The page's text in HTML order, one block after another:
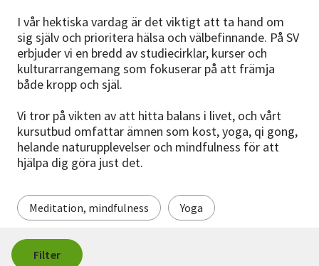
Avdelningar
Lyssna
I vår hektiska vardag är det viktigt att ta hand om
sig själv och prioritera hälsa och välbefinnande. På SV
erbjuder vi en bredd av studiecirklar, kurser och
kulturarrangemang som fokuserar på att främja
både kropp och själ.
Vi tror på vikten av att hitta balans i livet, och vårt
kursutbud omfattar ämnen som kost, yoga, qi gong,
helande naturupplevelser och mindfulness för att
hjälpa dig göra just det.
Meditation, mindfulness Yoga
Filter